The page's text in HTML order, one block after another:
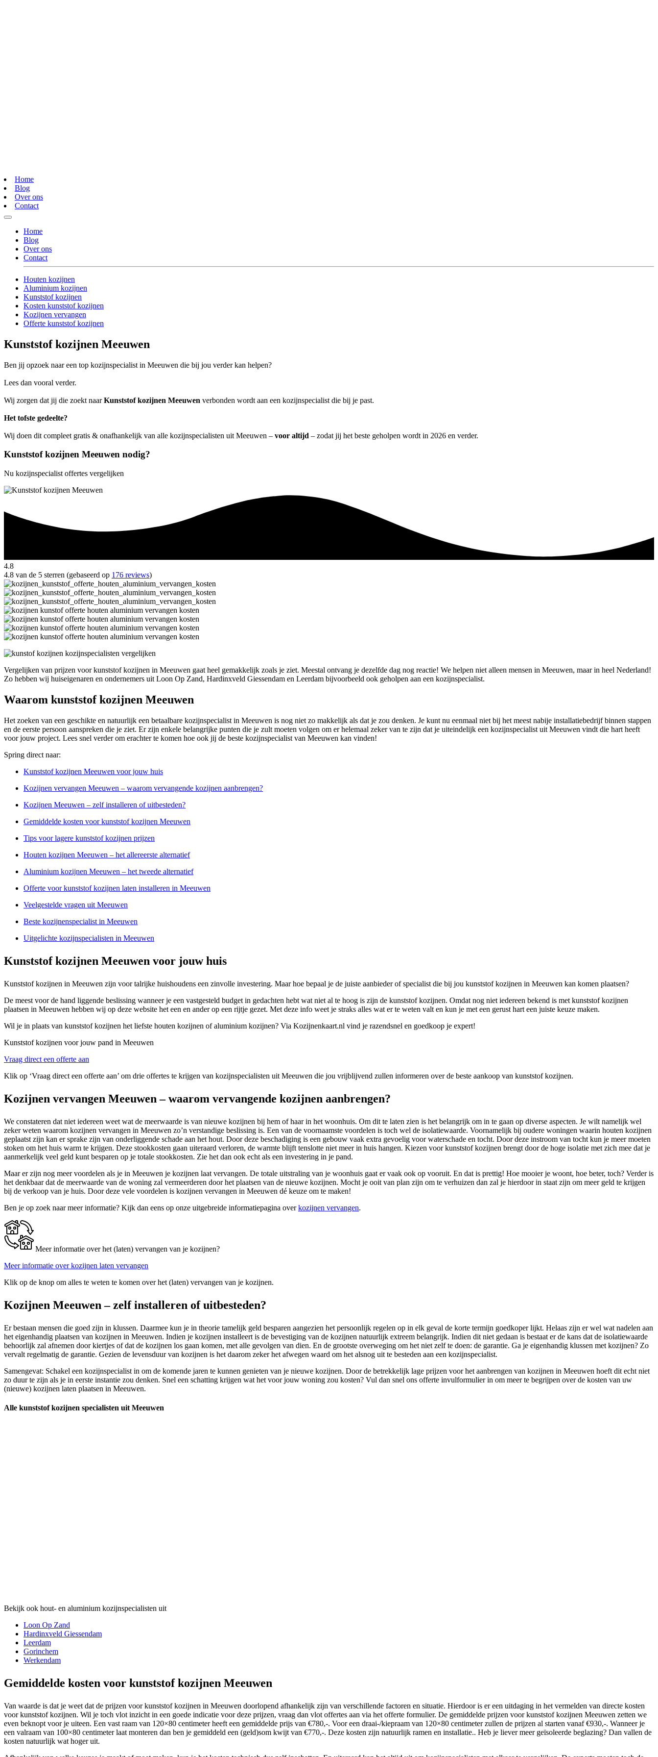
Home
Blog
Over ons
Contact
Home
Blog
Over ons
Contact
Houten kozijnen
Aluminium kozijnen
Kunststof kozijnen
Kosten kunststof kozijnen
Kozijnen vervangen
Offerte kunststof kozijnen
Kunststof kozijnen Meeuwen
Ben jij opzoek naar een top kozijnspecialist in Meeuwen die bij jou verder kan helpen?
Lees dan vooral verder.
Wij zorgen dat jij die zoekt naarKunststof kozijnen Meeuwen verbonden wordt aan een kozijnspecialist die bij je past.
Het tofste gedeelte?
Wij doen dit compleet gratis & onafhankelijk van alle kozijnspecialisten uit Meeuwen – voor altijd – zodat jij het beste geholpen wordt in 2026 en verder.
Kunststof kozijnen Meeuwen nodig?
Nu kozijnspecialist offertes vergelijken
4.8
4.8 van de 5 sterren (gebaseerd op 176 reviews)
Vergelijken van prijzen voor kunststof kozijnen in Meeuwen gaat heel gemakkelijk zoals je ziet. Meestal ontvang je dezelfde dag nog reactie! We helpen niet alleen mensen in Meeuwen, maar in heel Nederland!
Zo hebben wij huiseigenaren en ondernemers uit Loon Op Zand, Hardinxveld Giessendam en Leerdam bijvoorbeeld ook geholpen aan een kozijnspecialist.
Waarom kunststof kozijnen Meeuwen
Het zoeken van een geschikte en natuurlijk een betaalbare kozijnspecialist in Meeuwen is nog niet zo makkelijk als dat je zou denken. Je kunt nu eenmaal niet bij het meest nabije installatiebedrijf binnen stappen
en de eerste persoon aanspreken die je ziet. Er zijn enkele belangrijke punten die je zult moeten volgen om er helemaal zeker van te zijn dat je uiteindelijk een kozijnspecialist uit Meeuwen vindt die hart heeft
voor jouw project. Lees snel verder om erachter te komen hoe ook jij de beste kozijnspecialist van Meeuwen kan vinden!
Spring direct naar:
Kunststof kozijnen Meeuwen voor jouw huis
Kozijnen vervangen Meeuwen – waarom vervangende kozijnen aanbrengen?
Kozijnen Meeuwen – zelf installeren of uitbesteden?
Gemiddelde kosten voor kunststof kozijnen Meeuwen
Tips voor lagere kunststof kozijnen prijzen
Houten kozijnen Meeuwen – het allereerste alternatief
Aluminium kozijnen Meeuwen – het tweede alternatief
Offerte voor kunststof kozijnen laten installeren in Meeuwen
Veelgestelde vragen uit Meeuwen
Beste kozijnenspecialist in Meeuwen
Uitgelichte kozijnspecialisten in Meeuwen
Kunststof kozijnen Meeuwen voor jouw huis
Kunststof kozijnen in Meeuwen zijn voor talrijke huishoudens een zinvolle investering. Maar hoe bepaal je de juiste aanbieder of specialist die bij jou kunststof kozijnen in Meeuwen kan komen plaatsen?
De meest voor de hand liggende beslissing wanneer je een vastgesteld budget in gedachten hebt wat niet al te hoog is zijn de kunststof kozijnen. Omdat nog niet iedereen bekend is met kunststof kozijnen
plaatsen in Meeuwen hebben wij op deze website het een en ander op een rijtje gezet. Met deze info weet je straks alles wat er te weten valt en kun je met een gerust hart een juiste keuze maken.
Wil je in plaats van kunststof kozijnen het liefste houten kozijnen of aluminium kozijnen? Via Kozijnenkaart.nl vind je razendsnel en goedkoop je expert!
Kunststof kozijnen voor jouw pand in Meeuwen
Vraag direct een offerte aan
Klik op ‘Vraag direct een offerte aan’ om drie offertes te krijgen van kozijnspecialisten uit Meeuwen die jou vrijblijvend zullen informeren over de beste aankoop van kunststof kozijnen.
Kozijnen vervangen Meeuwen – waarom vervangende kozijnen aanbrengen?
We constateren dat niet iedereen weet wat de meerwaarde is van nieuwe kozijnen bij hem of haar in het woonhuis. Om dit te laten zien is het belangrijk om in te gaan op diverse aspecten. Je wilt namelijk wel
zeker weten waarom kozijnen vervangen in Meeuwen zo’n verstandige beslissing is. Een van de voornaamste voordelen is toch wel de isolatiewaarde. Voornamelijk bij oudere woningen waarin houten kozijnen
geplaatst zijn kan er sprake zijn van onderliggende schade aan het hout. Door deze beschadiging is een gebouw vaak extra gevoelig voor waterschade en tocht. Door deze instroom van tocht kun je meer moeten
stoken om het huis warm te krijgen. Deze stookkosten gaan uiteraard verloren, de warmte blijft tenslotte niet meer in huis hangen. Kiezen voor kunststof kozijnen brengt door de hoge isolatie met zich mee dat je
aanmerkelijk veel geld kunt besparen op je totale stookkosten. Zie het dan ook echt als een investering in je pand.
Maar er zijn nog meer voordelen als je in Meeuwen je kozijnen laat vervangen. De totale uitstraling van je woonhuis gaat er vaak ook op vooruit. En dat is prettig! Hoe mooier je woont, hoe beter, toch? Verder is
het denkbaar dat de meerwaarde van de woning zal vermeerderen door het plaatsen van de nieuwe kozijnen. Mocht je ooit van plan zijn om te verhuizen dan zal je hierdoor in staat zijn om meer geld te krijgen
bij de verkoop van je huis. Door deze vele voordelen is kozijnen vervangen in Meeuwen dé keuze om te maken!
Ben je op zoek naar meer informatie? Kijk dan eens op onze uitgebreide informatiepagina overkozijnen vervangen.
Meer informatie over het (laten) vervangen van je kozijnen?
Meer informatie over kozijnen laten vervangen
Klik op de knop om alles te weten te komen over het (laten) vervangen van je kozijnen.
Kozijnen Meeuwen – zelf installeren of uitbesteden?
Er bestaan mensen die goed zijn in klussen. Daarmee kun je in theorie tamelijk geld besparen aangezien het persoonlijk regelen op in elk geval de korte termijn goedkoper lijkt. Helaas zijn er wel wat nadelen aan
het eigenhandig plaatsen van kozijnen in Meeuwen. Indien je kozijnen installeert is de bevestiging van de kozijnen natuurlijk extreem belangrijk. Indien dit niet gedaan is bestaat er de kans dat de isolatiewaarde
behoorlijk zal afnemen door kiertjes of dat de kozijnen los gaan komen, met alle gevolgen van dien. En de grootste overweging om het niet zelf te doen: de garantie. Ga je eigenhandig klussen met kozijnen? Zo
vervalt regelmatig de garantie. Gezien de levensduur van kozijnen is het daarom zeker het afwegen waard om het alsnog uit te besteden aan een kozijnspecialist.
Samengevat: Schakel een kozijnspecialist in om de komende jaren te kunnen genieten van je nieuwe kozijnen. Door de betrekkelijk lage prijzen voor het aanbrengen van kozijnen in Meeuwen hoeft dit echt niet
zo duur te zijn als je in eerste instantie zou denken. Snel een schatting krijgen wat het voor jouw woning zou kosten? Vul dan snel ons offerte invulformulier in om meer te begrijpen over de kosten van uw
(nieuwe) kozijnen laten plaatsen in Meeuwen.
Alle kunststof kozijnen specialisten uit Meeuwen
Bekijk ook hout- en aluminium kozijnspecialisten uit
Loon Op Zand
Hardinxveld Giessendam
Leerdam
Gorinchem
Werkendam
Gemiddelde kosten voor kunststof kozijnen Meeuwen
Van waarde is dat je weet dat de prijzen voor kunststof kozijnen in Meeuwen doorlopend afhankelijk zijn van verschillende factoren en situatie. Hierdoor is er een uitdaging in het vermelden van directe kosten
voor kunststof kozijnen. Wil je toch vlot inzicht in een goede indicatie voor deze prijzen, vraag dan vlot offertes aan via het offerte formulier. De gemiddelde prijzen voor kunststof kozijnen Meeuwen zetten we
even beknopt voor je uiteen. Een vast raam van 120×80 centimeter heeft een gemiddelde prijs van €780,-. Voor een draai-/kiepraam van 120×80 centimeter zullen de prijzen al starten vanaf €930,-. Wanneer je
een valraam van 100×80 centimeter laat monteren dan ben je gemiddeld een (geld)som kwijt van €770,-. Deze kosten zijn natuurlijk ramen en installatie.. Heb je liever meer geïsoleerde beglazing? Dan vallen de
kosten natuurlijk wat hoger uit.